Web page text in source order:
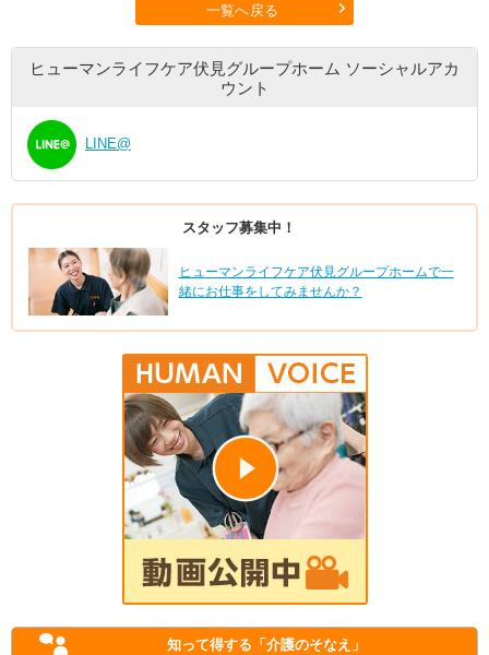
一覧へ戻る
ヒューマンライフケア伏見グループホーム ソーシャルアカ
ウント
LINE@
スタッフ募集中！
ヒューマンライフケア伏見グループホームで一
緒にお仕事をしてみませんか？
知って得する 「介護のそなえ」